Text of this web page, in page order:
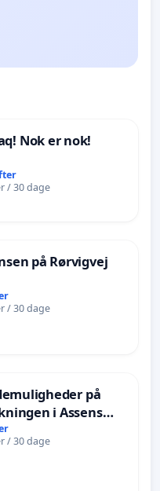
Nok er nok!
/ 30 dage
på Rørvigvej
/ 30 dage
på
i Assens
/ 30 dage